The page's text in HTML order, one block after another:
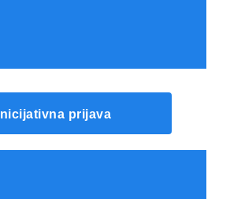
Inicijativna prijava